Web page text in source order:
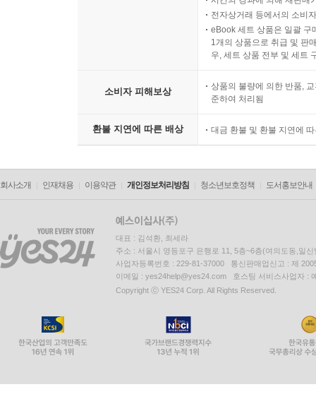
전자상거래 등에서의 소비
eBook 세트 상품은 일괄 구
1개의 상품으로 취급 및 판
우, 세트 상품 전부 및 세트
소비자 피해보상
상품의 불량에 의한 반품,
준하여 처리됨
환불 지연에 따른 배상 대금 환불 및 환불 지연에
회사소개 인재채용 이용약관 개인정보처리방침 청소년보호정책 도서홍보안내
대표 : 김석환, 최세라
주소 : 서울시 영등포구 은행로 11, 5층~6층(여의도동,일신
사업자등록번호 : 229-81-37000 통신판매업신고 : 제
이메일 : yes24help@yes24.com 호스팅 서비스사업자 :
Copyright ⓒ YES24 Corp. All Rights Reserved.